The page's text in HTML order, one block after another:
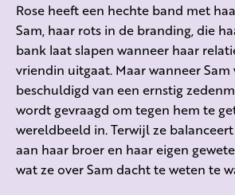
Rose heeft een hechte band met
Sam, haar rots in de branding, die
bank laat slapen wanneer haar
vriendin uitgaat. Maar wanneer
beschuldigd van een ernstig
wordt gevraagd om tegen hem te
wereldbeeld in. Terwijl ze
aan haar broer en haar eigen
wat ze over Sam dacht te weten te